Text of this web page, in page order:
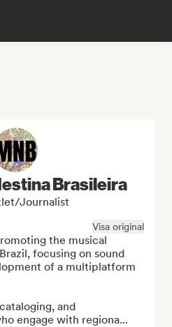
Brasileira
Journalist
Visa original
the musical
focusing on sound
of a multiplatform
and
engage with regiona...